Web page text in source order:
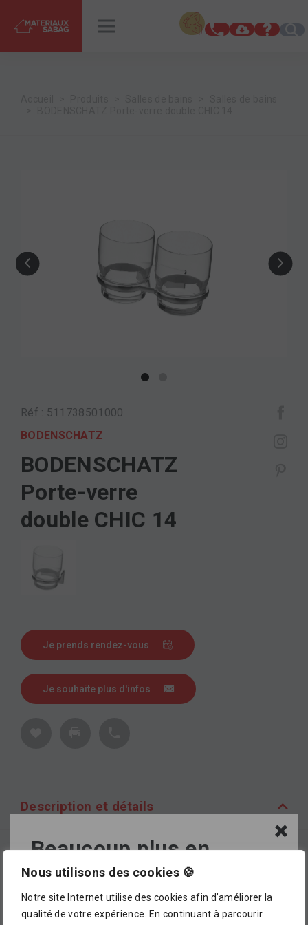
Nous utilisons des cookies 🍪
Notre site Internet utilise des cookies afin d’améliorer la
qualité de votre expérience. En continuant à parcourir
INSPIRATIONS RENDEZ-VOUS
Réf : 511738501000
BODENSCHATZ
BODENSCHATZ
Porte-verre
double CHIC 14
Je prends rendez-vous
Je souhaite plus d'infos
Description et détails
chromé.
Beaucoup plus en
magasin !
L’assortiment proposé dans notre catalogue en
ligne ne représente pour le moment qu’un petit